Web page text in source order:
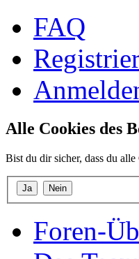
FAQ
Alle Cookies des
Bist du dir sicher, dass du
Foren-